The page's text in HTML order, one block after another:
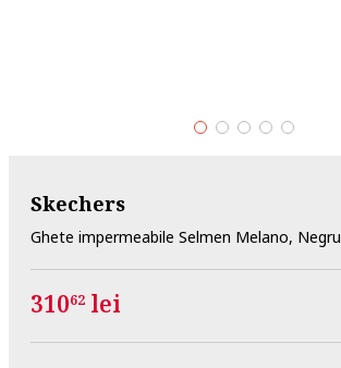
Skechers
Ghete impermeabile Selmen Melano, Negru
31062 lei